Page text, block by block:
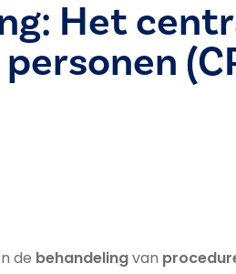
Het
de behandelingvan